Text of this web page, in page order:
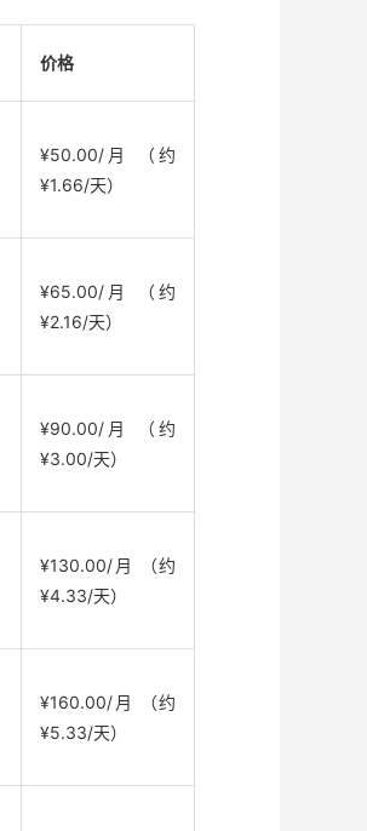
价格
¥50.00/月 （约
¥1.66/天）
¥65.00/月 （约
¥2.16/天）
¥90.00/月 （约
¥3.00/天）
¥130.00/月 （约
¥4.33/天）
¥160.00/月 （约
¥5.33/天）